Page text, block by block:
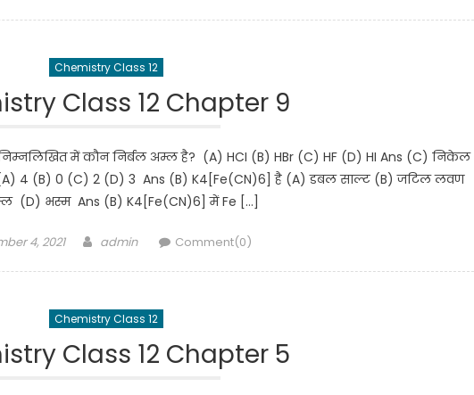
Chemistry Class 12
Class 12 Chapter 9
में कौन निर्बल अम्ल है? (A) HCI (B) HBr (C) HF (D) HI Ans (C) निकेल
4 (B) 0 (C) 2 (D) 3 Ans (B) K4[Fe(CN)6] है (A) डबल साल्ट (B) जटिल लवण
(D) भस्म Ans (B) K4[Fe(CN)6] में Fe […]
on 4, 2021 Author
admin Comment(0)
Chemistry Class 12
Class 12 Chapter 5